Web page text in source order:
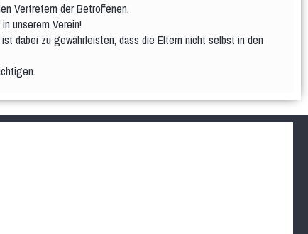
Vertretern der Betroffenen.
unserem Verein!
dabei zu gewährleisten, dass die Eltern nicht selbst in den